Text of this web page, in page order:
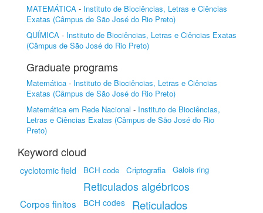
MATEMÁTICA - Instituto de Biociências, Letras e Ciências
Exatas (Câmpus de São José do Rio Preto)
QUÍMICA - Instituto de Biociências, Letras e Ciências Exatas
(Câmpus de São José do Rio Preto)
Graduate programs
Matemática - Instituto de Biociências, Letras e Ciências
Exatas (Câmpus de São José do Rio Preto)
Matemática em Rede Nacional - Instituto de Biociências,
Letras e Ciências Exatas (Câmpus de São José do Rio
Preto)
Keyword cloud
cyclotomic field BCH code Criptografia Galois ring
Reticulados algébricos
Corpos finitos BCH codes Reticulados